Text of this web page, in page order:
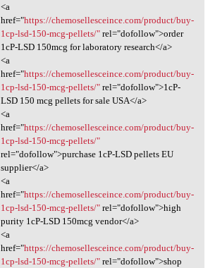
<a
href="https://chemosellesceince.com/product/buy-
1cp-lsd-150-mcg-pellets/"rel="dofollow">order
1cP-LSD 150mcg for laboratory research</a>
<a
href="https://chemosellesceince.com/product/buy-
1cp-lsd-150-mcg-pellets/"rel="dofollow">1cP-
LSD 150 mcg pellets for sale USA</a>
<a
href="https://chemosellesceince.com/product/buy-
1cp-lsd-150-mcg-pellets/"
rel="dofollow">purchase 1cP-LSD pellets EU
supplier</a>
<a
href="https://chemosellesceince.com/product/buy-
1cp-lsd-150-mcg-pellets/"rel="dofollow">high
purity 1cP-LSD 150mcg vendor</a>
<a
href="https://chemosellesceince.com/product/buy-
1cp-lsd-150-mcg-pellets/"rel="dofollow">shop